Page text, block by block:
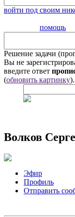
войти под своим
помощь
Решение задачи
Вы не
введите ответ
(обновить картинку).
Волков
Эфир
Профиль
Отправить